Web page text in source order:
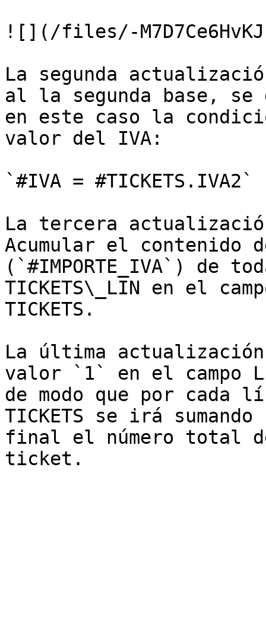
![](/files/-
La segunda
al la segunda base,
en este caso la
valor del IVA:
`#IVA = #TICKETS.IVA2`
La tercera
Acumular el contenido
(`#IMPORTE_IVA`) de
TICKETS\_LIN en el
TICKETS.
La última
valor `1` en el campo
de modo que por cada
TICKETS se irá
final el número total